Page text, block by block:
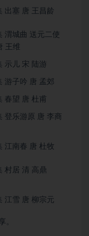
出塞 唐 王昌龄
渭城曲 送元二使
王维
示儿 宋 陆游
游子吟 唐 孟郊
春望 唐 杜甫
登乐游原 唐 李商
江南春 唐 杜牧
村居 清 高鼎
江雪 唐 柳宗元
。